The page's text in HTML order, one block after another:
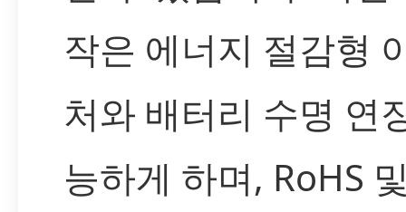
작은 에너지 절감형
처와 배터리 수명 연
능하게 하며, RoHS